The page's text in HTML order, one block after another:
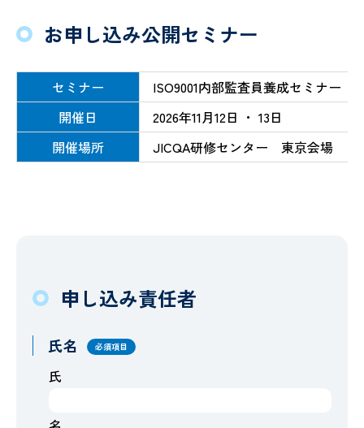
お申し込み公開セミナー
セミナー
ISO9001内部監査員養成セミナー
開催日
2026年11月12日 ・ 13日
開催場所
JICQA研修センター 東京会場
申し込み責任者
氏名 必須項目
氏